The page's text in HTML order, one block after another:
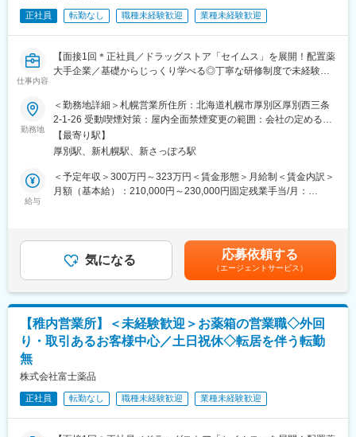
を聞くことで、お客様と信頼関係を築き、お客様の健康管理に貢
献することができます。
・「この薬すごく効き目があって良かったよ。」「こないだのリ
ンゴ酢美味しかった！ちょうどまた買おうと思ってたの。来てく
れてありがとう。」など、「ありがとう」という言葉が一番のや
りがいです。
変更の範囲：会社の定める業務
を身につけます。
・入社2週間～1カ月 ： 先輩社員に同行し、仕事の流れを学びま
キルを習得します。
・入社1カ月以降 ： 慣れてきたら独り立ち。既存のお客様をメイ
ンに訪問します。
★困ったら先輩社員に相談しやすい雰囲気です！
＜専門資格を取得できる＞
・入社後は、医薬品販売の専門知識を身につけるために、登録販
・資格取得後は、資格手当として給与にも反映されます。
・残業20h以内
・スケジュールに合わせて直行直帰可
・転居を伴う転勤はありません
・最近、健康のことで困っていることがないかなど、親身にお話
を聞くことで、お客様と信頼関係を築き、お客様の健康管理に貢
献することができます。
・「この薬すごく効き目があって良かったよ。」「こないだのリ
ンゴ酢美味しかった！ちょうどまた買おうと思ってたの。来てく
正社員 転勤なし 職種未経験歓迎 業種未経験歓迎
仕事内容
【面接1回＊正社員／ドラッグストア「セイムス」を展開！配置薬
大手企業／基礎からじっくり学べる◎丁寧な研修制度で未経験の
■職務内容：
担当エリアのお客様（個人宅や企業）へ訪問し、配置薬（お薬
箱）や健康食品の提案をお任せします。
※既に、取引のあるお客様先を訪問するスタイルです。
＜仕事の流れ＞
配置薬や健康食品、サプリメントの使用頻度に合わせて、1～6ヵ
へ訪問をします。
・配置薬や健康食品の期限管理
・健康相談、新商品・サービスのご提案 など
※一部、新たに配置薬を置いていただくお客様への訪問がありま
└配置薬は無料でおけるので、お客様も抵抗なく置いてくれる製
勤務地
＜勤務地詳細＞札幌営業所住所：北海道札幌市厚別区厚別西三条
2-1-26 受動喫煙対策：屋内全面禁煙変更の範囲：会社の定める事
業所
【最寄り駅】
厚別駅、新札幌駅、新さっぽろ駅
給与
＜予定年収＞300万円～323万円＜賃金形態＞月給制＜賃金内訳＞
月額（基本給）：210,000円～230,000円固定残業手当/月：
年収は当社規定に基づき、年齢や経験に応じて決定します。・昇
給：年1回（4月）＜モデル給与＞※入社3年目平均基本給＋各種手
当＋業績連動給→総支給月額344,141円※業績連動給：月の予算達
成や売り上げに対して支払われます賃金はあくまでも目安の金額
であり、選考を通じて上下する可能性があります。月給(月額)は固
定手当を含めた表記です。
気になる 応募依頼する
（エージェントサービス）
【稚内営業所】＜未経験歓迎＞お薬箱の営業職◇外回
り・取引あるお客様中心／土日祝休◇転居を伴う転勤
無
株式会社富士薬品
正社員 転勤なし 職種未経験歓迎 業種未経験歓迎